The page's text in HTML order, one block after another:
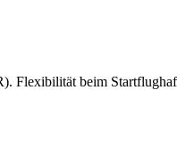
Flexibilität beim